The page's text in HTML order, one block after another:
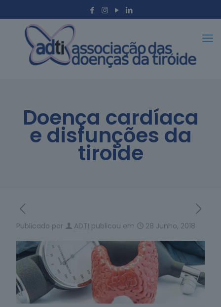
Doença cardíaca
e disfunções da
tiroide
Publicado por ADTI publicou em 28 Junho, 2018